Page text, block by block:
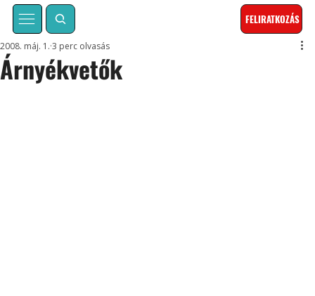
FELIRATKOZÁS
Árnyékvetők
2008. máj. 1. 3 perc olvasás